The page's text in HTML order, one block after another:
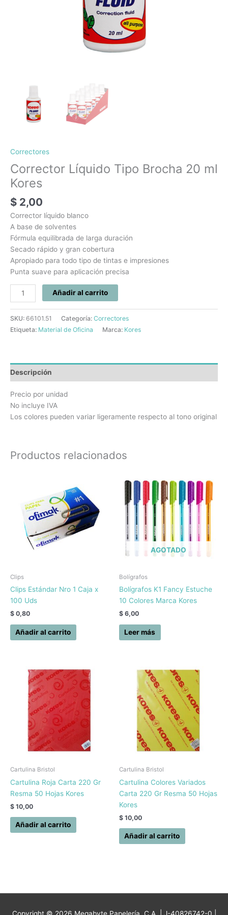
Correctores
Corrector Líquido Tipo Brocha 20 ml
Kores
$ 2,00
Corrector líquido blanco
A base de solventes
Fórmula equilibrada de larga duración
Secado rápido y gran cobertura
Apropiado para todo tipo de tintas e impresiones
Punta suave para aplicación precisa
Añadir al carrito
SKU: 66101.51 Categoría: Correctores
Etiqueta: Material de Oficina Marca: Kores
Descripción
Precio por unidad
No incluye IVA
Los colores pueden variar ligeramente respecto al tono original
Productos relacionados
Clips
Clips Estándar Nro 1 Caja x
100 Uds
$ 0,80
Añadir al carrito
AGOTADO
Bolígrafos
Bolígrafos K1 Fancy Estuche
10 Colores Marca Kores
$ 6,00
Leer más
Cartulina Bristol
Cartulina Roja Carta 220 Gr
Resma 50 Hojas Kores
$ 10,00
Añadir al carrito
Cartulina Bristol
Cartulina Colores Variados
Carta 220 Gr Resma 50 Hojas
Kores
$ 10,00
Añadir al carrito